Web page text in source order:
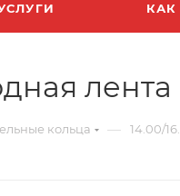
КАК
лента
кольца — 14.00/